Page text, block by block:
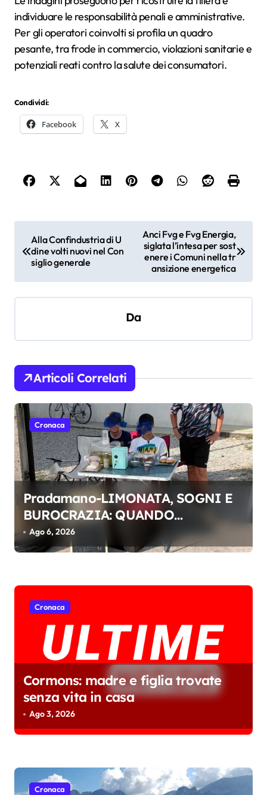
individuare le responsabilità penali e amministrative.
Per gli operatori coinvolti si profila un quadro
pesante, tra frode in commercio, violazioni sanitarie e
potenziali reati contro la salute dei consumatori.
Condividi:
Facebook X
a
i
o
n
e
a
r
t
i
o
i
Alla Confindustria di U
dine volti nuovi nel Con
siglio generale
Anci Fvg e Fvg Energia,
siglata l’intesa per sost
enere i Comuni nella tr
ansizione energetica
Da
Articoli Correlati
Cronaca
Pradamano-LIMONATA, SOGNI E
BUROCRAZIA: QUANDO
L’ENTUSIASMO DEI RAGAZZI SI
SCONTRA CON L’ADULTO CHE
BAMBINO
Ago 6, 2026
Cronaca
Cormons: madre e figlia trovate
senza vita in casa
Ago 3, 2026
Cronaca